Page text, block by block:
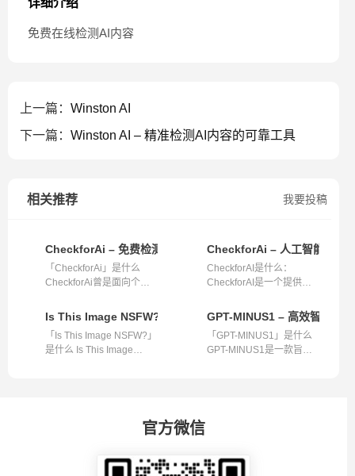
详细介绍
免费在线检测AI内容
上一篇： Winston AI
下一篇： Winston AI – 精准检测AI内容的可靠工具
我要投稿
相关推荐
CheckforAi – 免费检测内容是否由AI创作
「CheckforAi」是什么
CheckforAi曾是面向个人
CheckforAi – 人工智能检测
CheckforAI是什么：
CheckforAI是一个提供人
Is This Image NSFW? – 精准检测图像是否适宜工作场景
「Is This Image NSFW?」
是什么 Is This Image
GPT-MINUS1 – 高效智能的
「GPT-MINUS1」是什么
GPT-MINUS1是一款旨在
官方微信